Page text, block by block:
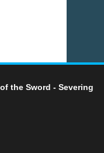
the Sword - Severing